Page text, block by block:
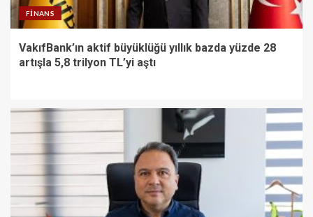
FINANS
VakıfBank’ın aktif büyüklüğü yıllık bazda yüzde 28
artışla 5,8 trilyon TL’yi aştı